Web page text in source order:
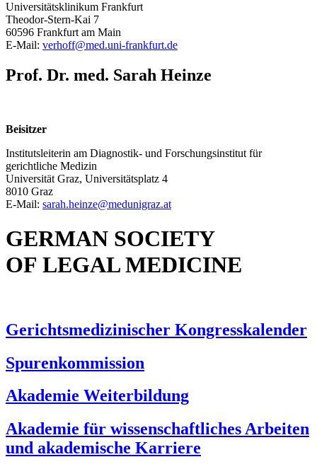
Universitätsklinikum Frankfurt
Theodor-Stern-Kai 7
60596 Frankfurt am Main
E-Mail: verhoff@med.uni-frankfurt.de
Prof. Dr. med. Sarah Heinze
Beisitzer
Institutsleiterin am Diagnostik- und Forschungsinstitut für
gerichtliche Medizin
Universität Graz, Universitätsplatz 4
8010 Graz
E-Mail: sarah.heinze@medunigraz.at
GERMAN SOCIETY
OF LEGAL MEDICINE
Gerichtsmedizinischer Kongresskalender
Spurenkommission
Akademie Weiterbildung
Akademie für wissenschaftliches Arbeiten
und akademische Karriere